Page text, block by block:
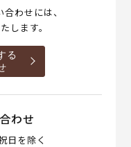
わせには、
します。
る
わせ
日を除く